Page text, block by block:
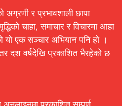
र प्रभावशाली छापा
चाहा, समाचार र विचारमा आहा
यो एक सञ्चार अभियान पनि हो ।
दश वर्षदेखि प्रकाशित भैरहेको छ